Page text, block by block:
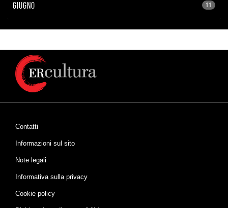
11
GIUGNO
Contatti
Informazioni sul sito
Note legali
Informativa sulla privacy
Cookie policy